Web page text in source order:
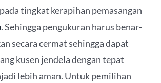
tingkat kerapihan pemasangan
. Sehingga pengukuran harus benar-
secara cermat sehingga dapat
kusen jendela dengan tepat
lebih aman. Untuk pemilihan